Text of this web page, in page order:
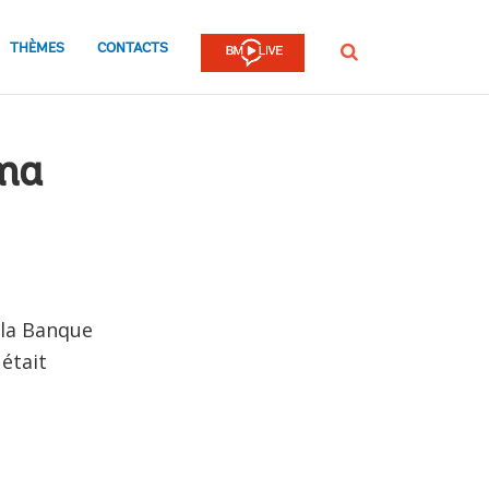
THÈMES CONTACTS Rechercher
Banque
était